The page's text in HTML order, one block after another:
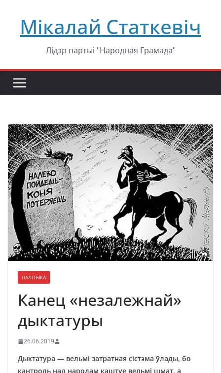
содержимому
Мікалай Статкевіч
Лідэр партыі "Народная Грамада"
ПАЛІТЫКА
Канец «незалежнай»
дыктатуры
26.06.2019
Дыктатура — вельмі затратная сістэма ўлады, бо
кантроль над народам каштуе вельмі шмат, а